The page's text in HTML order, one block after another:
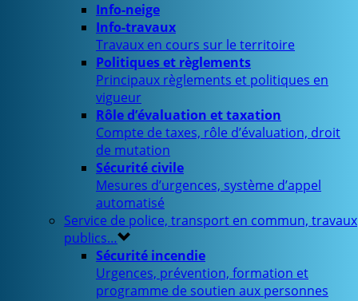
Info-neige
Info-travaux
Travaux en cours sur le territoire
Politiques et règlements
Principaux règlements et politiques en
vigueur
Rôle d’évaluation et taxation
Compte de taxes, rôle d’évaluation, droit
de mutation
Sécurité civile
Mesures d’urgences, système d’appel
automatisé
Service de police, transport en commun, travaux
publics…
Sécurité incendie
Urgences, prévention, formation et
programme de soutien aux personnes